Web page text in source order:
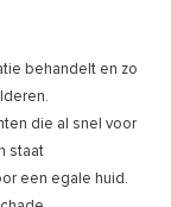
behandelt en zo
die al snel voor
staat
een egale huid.